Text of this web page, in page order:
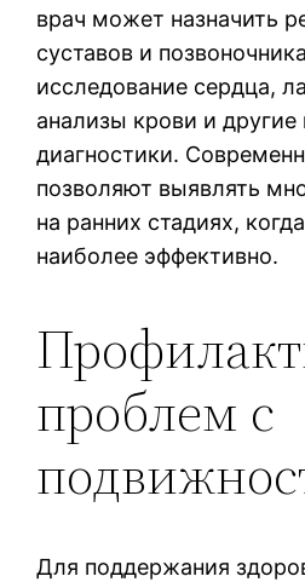
врач может назначить
суставов и
исследование сердца,
анализы крови и
диагностики.
позволяют выявлять
на ранних стадиях,
наиболее эффективно.
проблем с
Для поддержания